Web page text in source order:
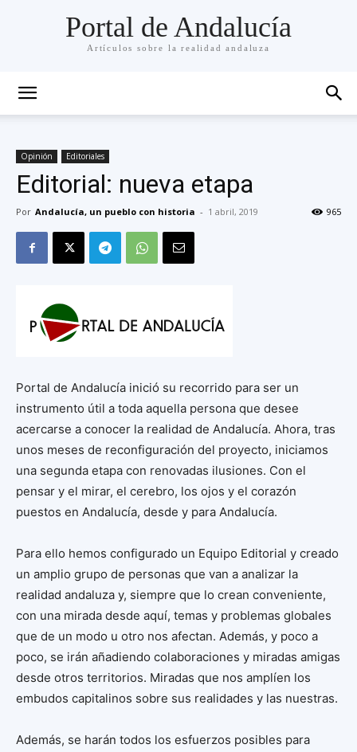
Portal de Andalucía
Artículos sobre la realidad andaluza
Opinión Editoriales
Editorial: nueva etapa
Por Andalucía, un pueblo con historia - 1 abril, 2019 965
Portal de Andalucía inició su recorrido para ser un
instrumento útil a toda aquella persona que desee
acercarse a conocer la realidad de Andalucía. Ahora, tras
unos meses de reconfiguración del proyecto, iniciamos
una segunda etapa con renovadas ilusiones. Con el
pensar y el mirar, el cerebro, los ojos y el corazón
puestos en Andalucía, desde y para Andalucía.
Para ello hemos configurado un Equipo Editorial y creado
un amplio grupo de personas que van a analizar la
realidad andaluza y, siempre que lo crean conveniente,
con una mirada desde aquí, temas y problemas globales
que de un modo u otro nos afectan. Además, y poco a
poco, se irán añadiendo colaboraciones y miradas amigas
desde otros territorios. Miradas que nos amplíen los
embudos capitalinos sobre sus realidades y las nuestras.
Además, se harán todos los esfuerzos posibles para